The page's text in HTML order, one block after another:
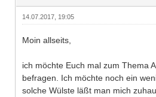
14.07.2017, 19:05
Moin allseits,
ich möchte Euch mal zum Thema
befragen. Ich möchte noch ein
solche Wülste läßt man mich